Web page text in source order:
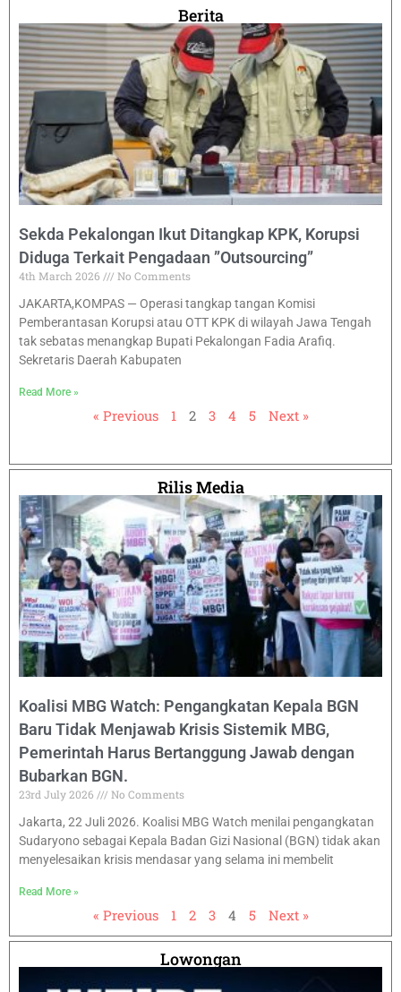
Berita
Sekda Pekalongan Ikut Ditangkap KPK, Korupsi
Diduga Terkait Pengadaan ”Outsourcing”
4th March 2026
No Comments
JAKARTA,KOMPAS — Operasi tangkap tangan Komisi
Pemberantasan Korupsi atau OTT KPK di wilayah Jawa Tengah
tak sebatas menangkap Bupati Pekalongan Fadia Arafiq.
Sekretaris Daerah Kabupaten
Read More »
« Previous 1 2 3 4 5 Next »
Rilis Media
Koalisi MBG Watch: Pengangkatan Kepala BGN
Baru Tidak Menjawab Krisis Sistemik MBG,
Pemerintah Harus Bertanggung Jawab dengan
Bubarkan BGN.
23rd July 2026
No Comments
Jakarta, 22 Juli 2026. Koalisi MBG Watch menilai pengangkatan
Sudaryono sebagai Kepala Badan Gizi Nasional (BGN) tidak akan
menyelesaikan krisis mendasar yang selama ini membelit
Read More »
« Previous 1 2 3 4 5 Next »
Lowongan